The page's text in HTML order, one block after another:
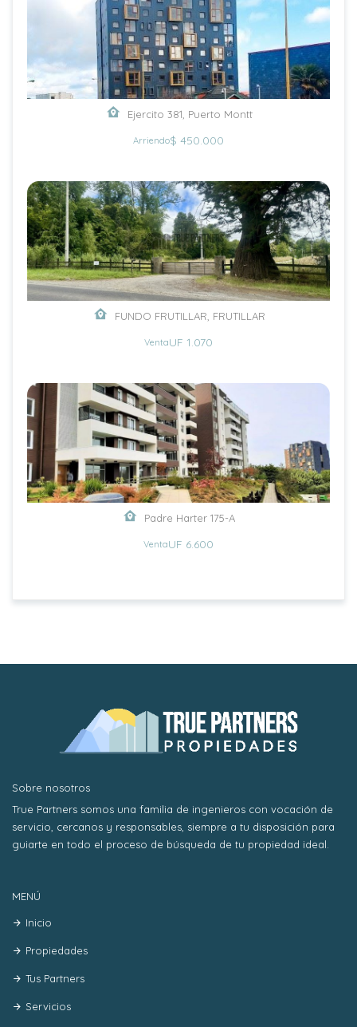
Ejercito 381, Puerto Montt
Arriendo$ 450.000
FUNDO FRUTILLAR, FRUTILLAR
VentaUF 1.070
Padre Harter 175-A
VentaUF 6.600
Sobre nosotros
True Partners somos una familia de ingenieros con vocación de
servicio, cercanos y responsables, siempre a tu disposición para
guiarte en todo el proceso de búsqueda de tu propiedad ideal.
MENÚ
Inicio
Propiedades
Tus Partners
Servicios